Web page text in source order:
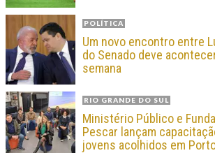
POLÍTICA
Um novo encontro entre
do Senado deve
semana
RIO GRANDE DO SUL
Ministério Público e
Pescar lançam
jovens acolhidos em